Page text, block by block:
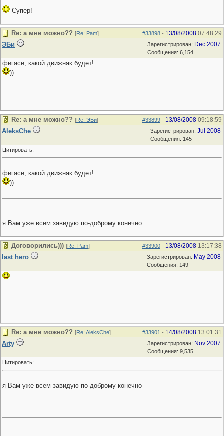
Супер!
#33898 - 13/08/2008 07:48:29
Re: а мне можно?? [Re: Pam]
Зарегистрирован: Dec 2007
Сообщения: 6,154
ЭБи
фигасе, какой движняк будет!
))
#33899 - 13/08/2008 09:18:59
Re: а мне можно?? [Re: ЭБи]
Зарегистрирован: Jul 2008
Сообщения: 145
AleksChe
Цитировать:
фигасе, какой движняк будет!
))
я Вам уже всем завидую по-доброму конечно
#33900 - 13/08/2008 13:17:38
Договорились))) [Re: Pam]
Зарегистрирован: May 2008
Сообщения: 149
last hero
#33901 - 14/08/2008 13:01:31
Re: а мне можно?? [Re: AleksChe]
Зарегистрирован: Nov 2007
Сообщения: 9,535
Arty
Цитировать:
я Вам уже всем завидую по-доброму конечно